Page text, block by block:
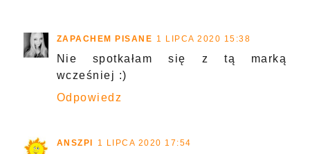
ZAPACHEM PISANE 1 LIPCA 2020 15:38
Nie spotkałam się z tą marką
wcześniej :)
Odpowiedz
ANSZPI 1 LIPCA 2020 17:54